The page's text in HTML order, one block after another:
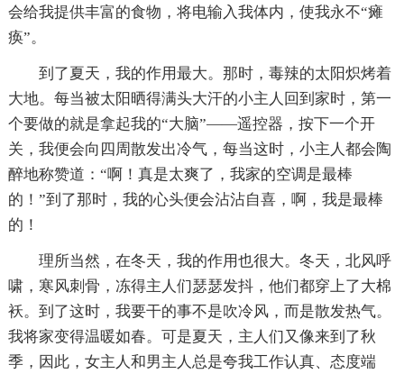
会给我提供丰富的食物，将电输入我体内，使我永不“瘫
痪”。
到了夏天，我的作用最大。那时，毒辣的太阳炽烤着
大地。每当被太阳晒得满头大汗的小主人回到家时，第一
个要做的就是拿起我的“大脑”——遥控器，按下一个开
关，我便会向四周散发出冷气，每当这时，小主人都会陶
醉地称赞道：“啊！真是太爽了，我家的空调是最棒
的！”到了那时，我的心头便会沾沾自喜，啊，我是最棒
的！
理所当然，在冬天，我的作用也很大。冬天，北风呼
啸，寒风刺骨，冻得主人们瑟瑟发抖，他们都穿上了大棉
袄。到了这时，我要干的事不是吹冷风，而是散发热气。
我将家变得温暖如春。可是夏天，主人们又像来到了秋
季，因此，女主人和男主人总是夸我工作认真、态度端